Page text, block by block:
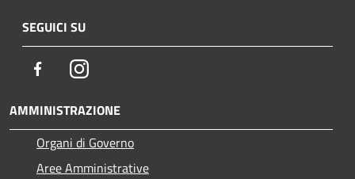
SEGUICI SU
FacebookInstagram
AMMINISTRAZIONE
Organi di Governo
Aree Amministrative